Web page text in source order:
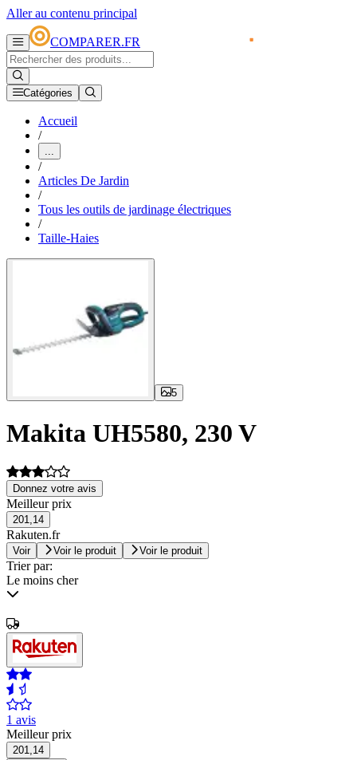
Aller au contenu principal
COMPARER.FR
Catégories
Accueil
/
...
/
Articles De Jardin
/
Tous les outils de jardinage électriques
/
Taille-Haies
5
Makita UH5580, 230 V
Donnez votre avis
Meilleur prix
201,14
Rakuten.fr
Voir Voir le produit Voir le produit
Trier par:
Le moins cher
1 avis
Meilleur prix
201,14